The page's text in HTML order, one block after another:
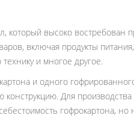
более 92.02 p.
который высоко востребован
включая продукты
и многое другое.
и одного
Для производства
гофрокартона, но